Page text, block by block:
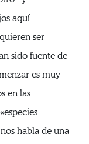
aquí
ser
sido fuente de
es muy
en las
habla de una